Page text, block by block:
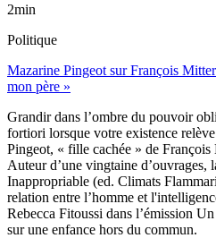
2min
Politique
Mazarine Pingeot sur François
mon père »
Grandir dans l’ombre du pouvoir
fortiori lorsque votre existence
Pingeot, « fille cachée » de
Auteur d’une vingtaine d’ouvrages,
Inappropriable (ed. Climats
relation entre l’homme et
Rebecca Fitoussi dans l’émission
sur une enfance hors du commun.